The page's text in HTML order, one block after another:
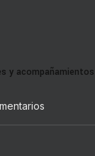
y acompañamientos